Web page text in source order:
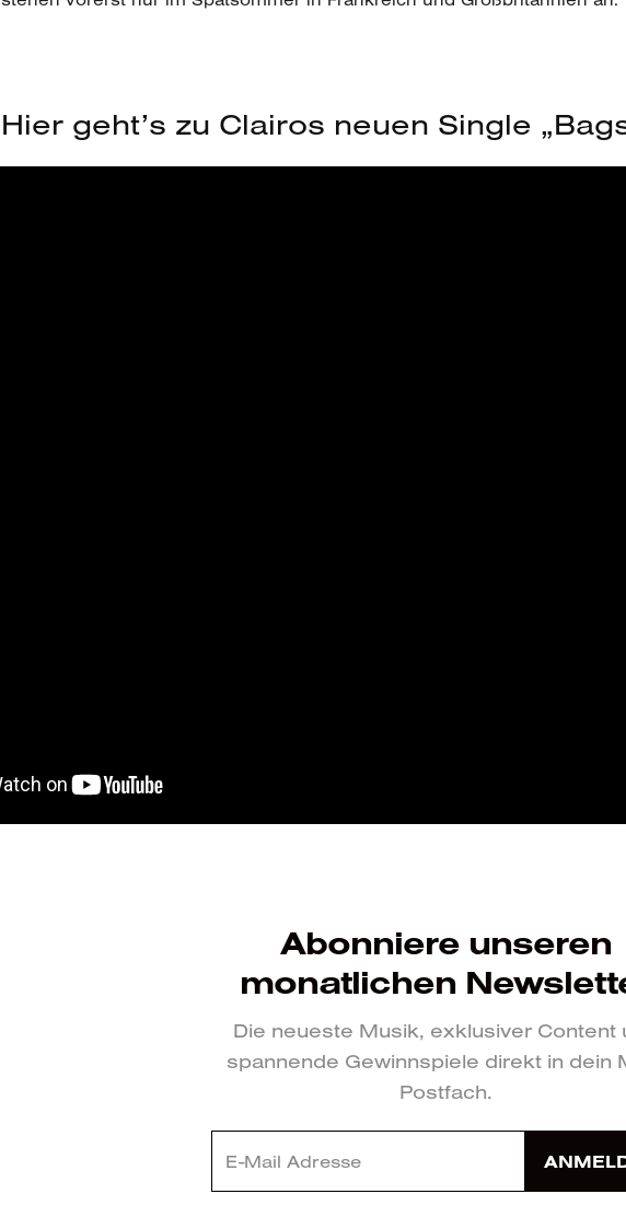
Hier geht’s zu Clairos neuen Single
Abonniere unseren
monatlichen
Die neueste Musik, exklusiver Content
spannende Gewinnspiele direkt in dein
Postfach.